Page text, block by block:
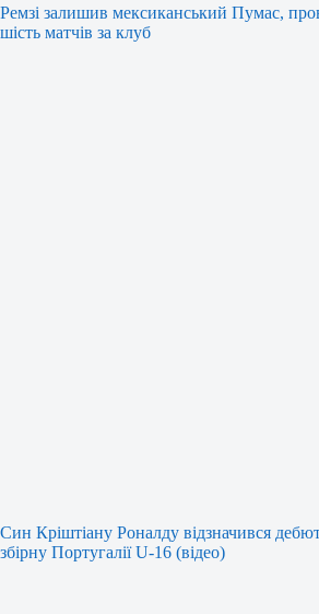
Ремзі залишив мексиканський Пумас,
шість матчів за клуб
Син Кріштіану Роналду відзначився
збірну Португалії U-16 (відео)